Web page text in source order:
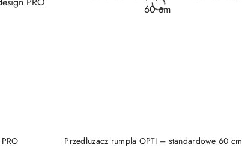
Przedłużacz rumpla OPTI – standardowe 60 cm
DO KOSZYKA